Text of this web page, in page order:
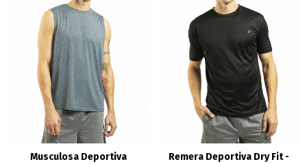
Musculosa Deportiva
Remera Deportiva Dry Fit -